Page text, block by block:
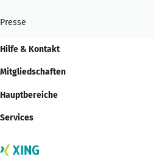
Presse
Hilfe & Kontakt
Mitgliedschaften
Hauptbereiche
Services